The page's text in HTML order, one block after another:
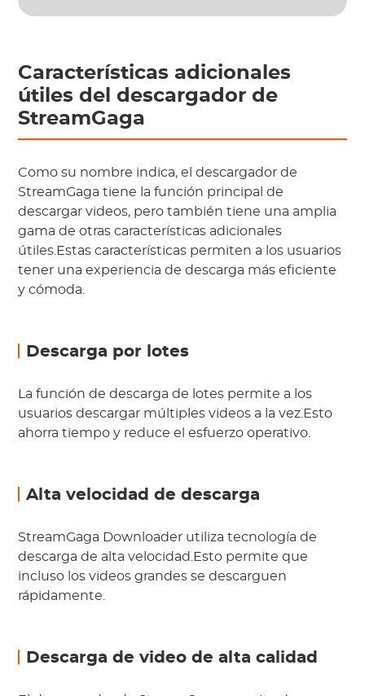
Características adicionales
útiles del descargador de
StreamGaga
Como su nombre indica, el descargador de
StreamGaga tiene la función principal de
descargar videos, pero también tiene una amplia
gama de otras características adicionales
útiles.Estas características permiten a los usuarios
tener una experiencia de descarga más eficiente
y cómoda.
Descarga por lotes
La función de descarga de lotes permite a los
usuarios descargar múltiples videos a la vez.Esto
ahorra tiempo y reduce el esfuerzo operativo.
Alta velocidad de descarga
StreamGaga Downloader utiliza tecnología de
descarga de alta velocidad.Esto permite que
incluso los videos grandes se descarguen
rápidamente.
Descarga de video de alta calidad